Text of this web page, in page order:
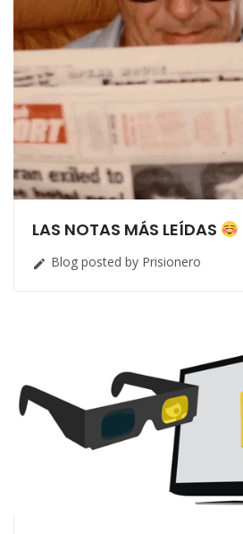
LAS NOTAS MÁS LEÍDAS
 Blog posted by Prisionero